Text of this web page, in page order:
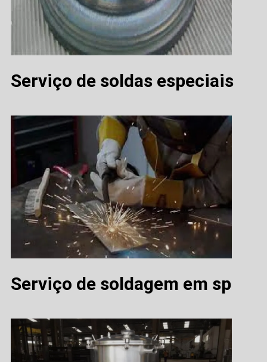
Serviço de soldas especiais
Serviço de soldagem em sp